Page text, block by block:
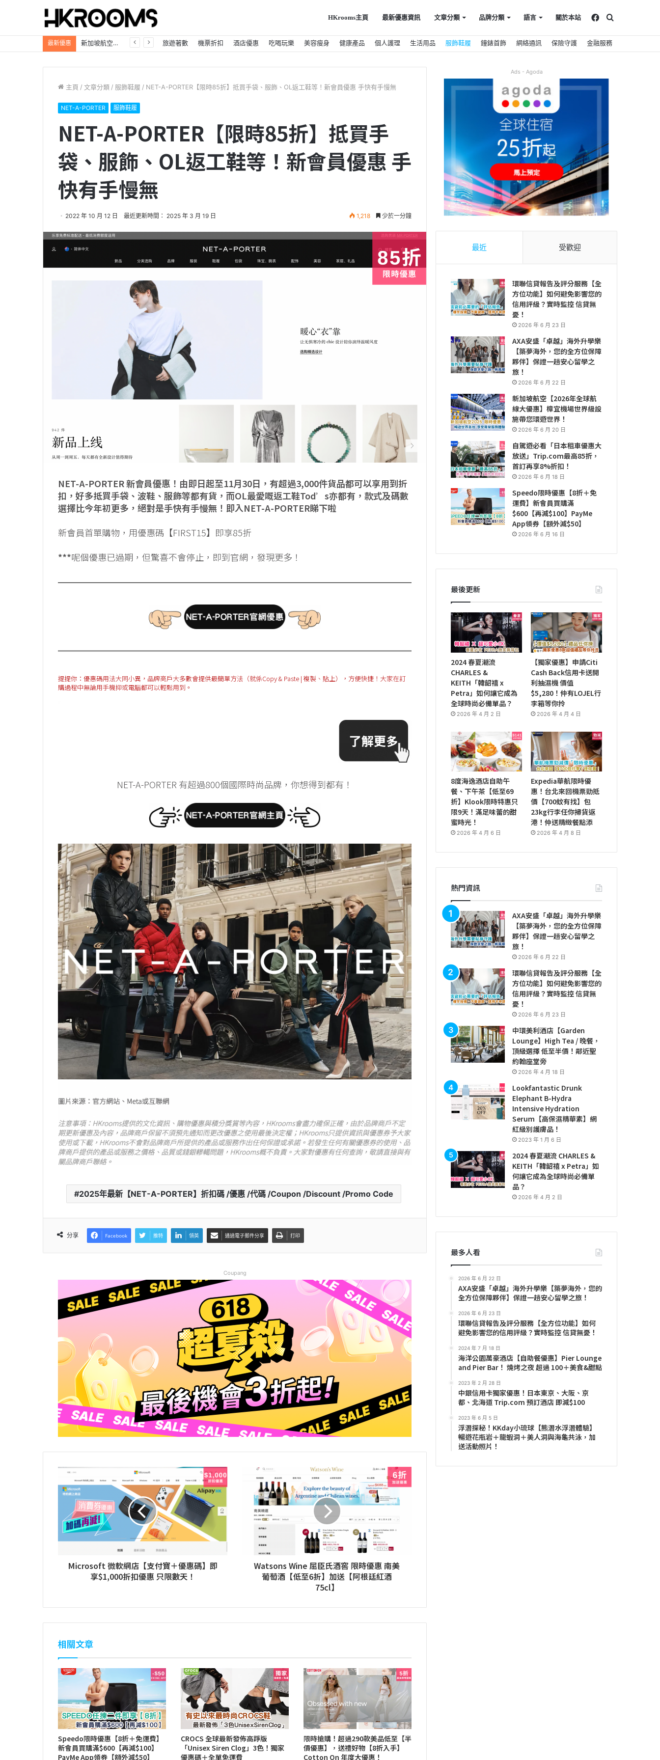
HKrooms主頁 最新優惠資訊 文章分類 品牌分類 語言 關於本站 搜
尋
Facebook
最新優惠 自駕遊必看「日本租車優惠大放送」Trip.com最高85折，首訂再享8%折扣！ 旅遊著數 機票折扣 酒店優惠 吃喝玩樂 美容瘦身 健康產品 個人護理 生活用品 服飾鞋履 鐘錶首飾 網絡通訊 保險守護 金融服務
主頁 / 文章分類 / 服飾鞋履 / NET-A-PORTER【限時85折】抵買手袋、服飾、OL返工鞋等！新會員優惠 手快有手慢無
NET-A-PORTER 服飾鞋履
NET-A-PORTER【限時85折】抵買手
袋、服飾、OL返工鞋等！新會員優惠 手
快有手慢無
2022 年 10 月 12 日 最近更新時間： 2025 年 3 月 19 日 1,218 少於一分鐘
NET-A-PORTER 新會員優惠！由即日起至11月30日，有超過3,000件貨品都可以享用到折
扣，好多抵買手袋、波鞋、服飾等都有貨，而OL最愛嘅返工鞋Tod’s亦都有，款式及碼數
選擇比今年初更多，絕對是手快有手慢無！即入NET-A-PORTER睇下啦
新會員首單購物，用優惠碼【FIRST15】即享85折
***呢個優惠已過期，但驚喜不會停止，即到官網，發現更多！
提提你：優惠碼用法大同小異，品牌商戶大多數會提供最簡單方法（就係Copy & Paste | 複製、貼上），方便快捷！大家在訂
購過程中無論用手機抑或電腦都可以輕鬆用到。
NET-A-PORTER 有超過800個國際時尚品牌，你想得到都有！
2025年最新【NET-A-PORTER】折扣碼 /優惠 /代碼 /Coupon /Discount /Promo Code
分享 Facebook 推特 領英 通過電子郵件分享 打印
Coupang
Microsoft 微軟網店【支付寶＋優惠碼】即
享$1,000折扣優惠 只限數天！
Watsons Wine 屈臣氏酒窖 限時優惠 南美
葡萄酒【低至6折】加送【阿根廷紅酒
75cl】
相關文章
Speedo限時優惠【8折＋免運費】
新會員買購滿$600【再減$100】
PayMe App領券【額外減$50】
CROCS 全球最新發佈高踭版
「Unisex Siren Clog」3色！獨家
優惠碼＋全單免運費
限時搶購！超過290款美品低至【半
價優惠】，送禮好物【8折入手】
Cotton On 年度大優惠！
Ads - Agoda
最近 受歡迎
環聯信貸報告及評分服務【全
方位功能】如何避免影響您的
信用評級？實時監控 信貸無
憂！
2026 年 6 月 23 日
AXA安盛「卓越」海外升學樂
【築夢海外，您的全方位保障
夥伴】保證一趟安心留學之
旅！
2026 年 6 月 22 日
新加坡航空【2026年全球航
線大優惠】樟宜機場世界級設
施帶您環遊世界！
2026 年 6 月 20 日
自駕遊必看「日本租車優惠大
放送」Trip.com最高85折，
首訂再享8%折扣！
2026 年 6 月 18 日
Speedo限時優惠【8折＋免
運費】新會員買購滿
$600【再減$100】PayMe
App領券【額外減$50】
2026 年 6 月 16 日
最後更新
2024 春夏潮流
CHARLES &
KEITH「韓韶禧 x
Petra」如何讓它成為
全球時尚必備單品？
2026 年 4 月 2 日
【獨家優惠】申請Citi
Cash Back信用卡送開
利抽濕機 價值
$5,280！仲有LOJEL行
李箱等你拎
2026 年 4 月 4 日
8度海逸酒店自助午
餐、下午茶【低至69
折】Klook限時特惠只
限9天！滿足味蕾的甜
蜜時光！
2026 年 4 月 6 日
Expedia華航限時優
惠！台北來回機票勁抵
價【700蚊有找】包
23kg行李任你掃貨返
港！仲送精緻餐點添
2026 年 4 月 8 日
熱門資訊
AXA安盛「卓越」海外升學樂
【築夢海外，您的全方位保障
夥伴】保證一趟安心留學之
旅！
2026 年 6 月 22 日
環聯信貸報告及評分服務【全
方位功能】如何避免影響您的
信用評級？實時監控 信貸無
憂！
2026 年 6 月 23 日
中環美利酒店【Garden
Lounge】High Tea / 晚餐，
頂級選擇 低至半價！鄰近聖
約翰座堂旁
2026 年 4 月 18 日
Lookfantastic Drunk
Elephant B-Hydra
Intensive Hydration
Serum【高保濕精華素】網
紅級別護膚品！
2023 年 1 月 6 日
2024 春夏潮流 CHARLES &
KEITH「韓韶禧 x Petra」如
何讓它成為全球時尚必備單
品？
2026 年 4 月 2 日
最多人看
2026 年 6 月 22 日
AXA安盛「卓越」海外升學樂【築夢海外，您的
全方位保障夥伴】保證一趟安心留學之旅！
2026 年 6 月 23 日
環聯信貸報告及評分服務【全方位功能】如何
避免影響您的信用評級？實時監控 信貸無憂！
2024 年 7 月 18 日
海洋公園萬豪酒店【自助餐優惠】Pier Lounge
and Pier Bar！ 燒烤之夜 超過 100＋美食&甜點
2023 年 2 月 28 日
中銀信用卡獨家優惠！日本東京、大阪、京
都、北海道 Trip.com 預訂酒店 即減$100
2023 年 6 月 5 日
浮潛探秘！KKday小琉球【熊潛水浮潛體驗】
暢遊花瓶岩＋龍蝦洞＋美人洞與海龜共泳，加
送活動照片！